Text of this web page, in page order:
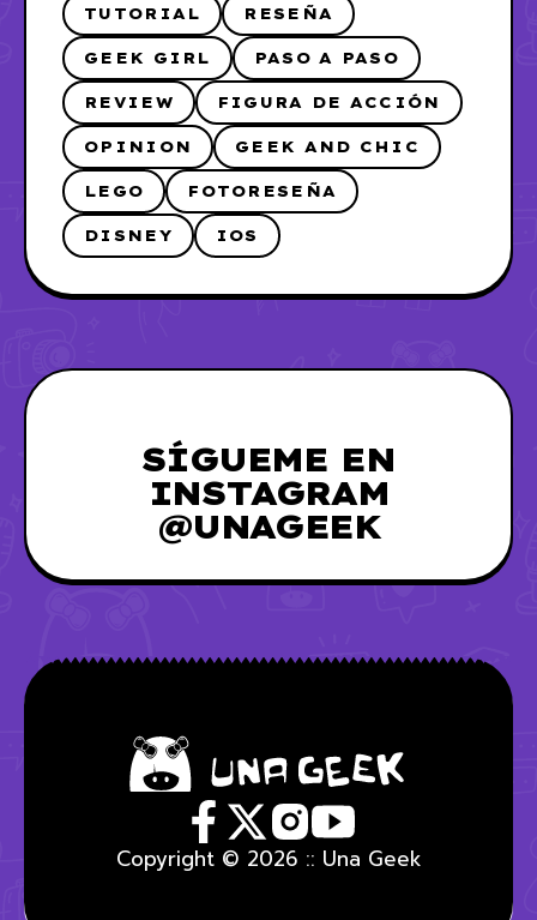
TUTORIAL RESEÑA
GEEK GIRL PASO A PASO
REVIEW FIGURA DE ACCIÓN
OPINION GEEK AND CHIC
LEGO FOTORESEÑA
DISNEY IOS
SÍGUEME EN
INSTAGRAM
@UNAGEEK
Copyright © 2026 :: Una Geek